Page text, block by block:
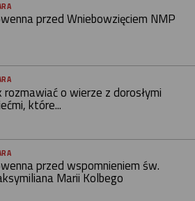
przed Wniebowzięciem NMP
rozmawiać o wierze z dorosłymi
które...
przed wspomnieniem św.
Marii Kolbego